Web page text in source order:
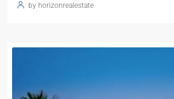
by horizonrealestate